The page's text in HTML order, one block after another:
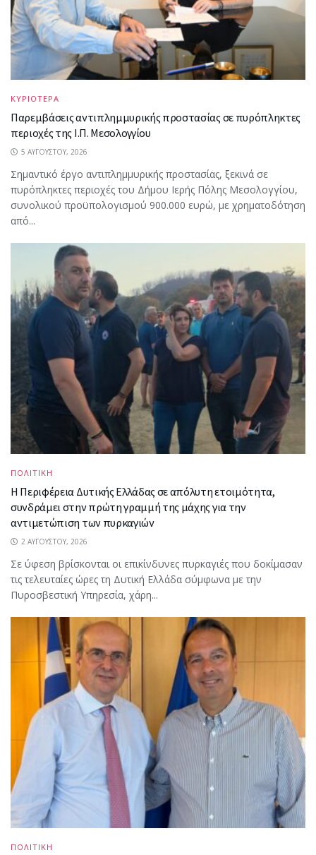
ΚΥΡΙΟΤΕΡΑ
Παρεμβάσεις αντιπλημμυρικής προστασίας σε πυρόπληκτες
περιοχές της Ι.Π. Μεσολογγίου
5 ΑΥΓΟΎΣΤΟΥ, 2026
Σημαντικό έργο αντιπλημμυρικής προστασίας, ξεκινά σε
πυρόπληκτες περιοχές του Δήμου Ιερής Πόλης Μεσολογγίου,
συνολικού προϋπολογισμού 900.000 ευρώ, με χρηματοδότηση
από...
ΠΟΛΙΤΙΚΗ
Η Περιφέρεια Δυτικής Ελλάδας σε απόλυτη ετοιμότητα,
συνδράμει στην πρώτη γραμμή της μάχης για την
αντιμετώπιση των πυρκαγιών
2 ΑΥΓΟΎΣΤΟΥ, 2026
Σε ύφεση βρίσκονται οι επικίνδυνες πυρκαγιές που δοκίμασαν
τις τελευταίες ώρες τη Δυτική Ελλάδα σύμφωνα με την
Πυροσβεστική Υπηρεσία, χάρη...
ΠΟΛΙΤΙΚΗ